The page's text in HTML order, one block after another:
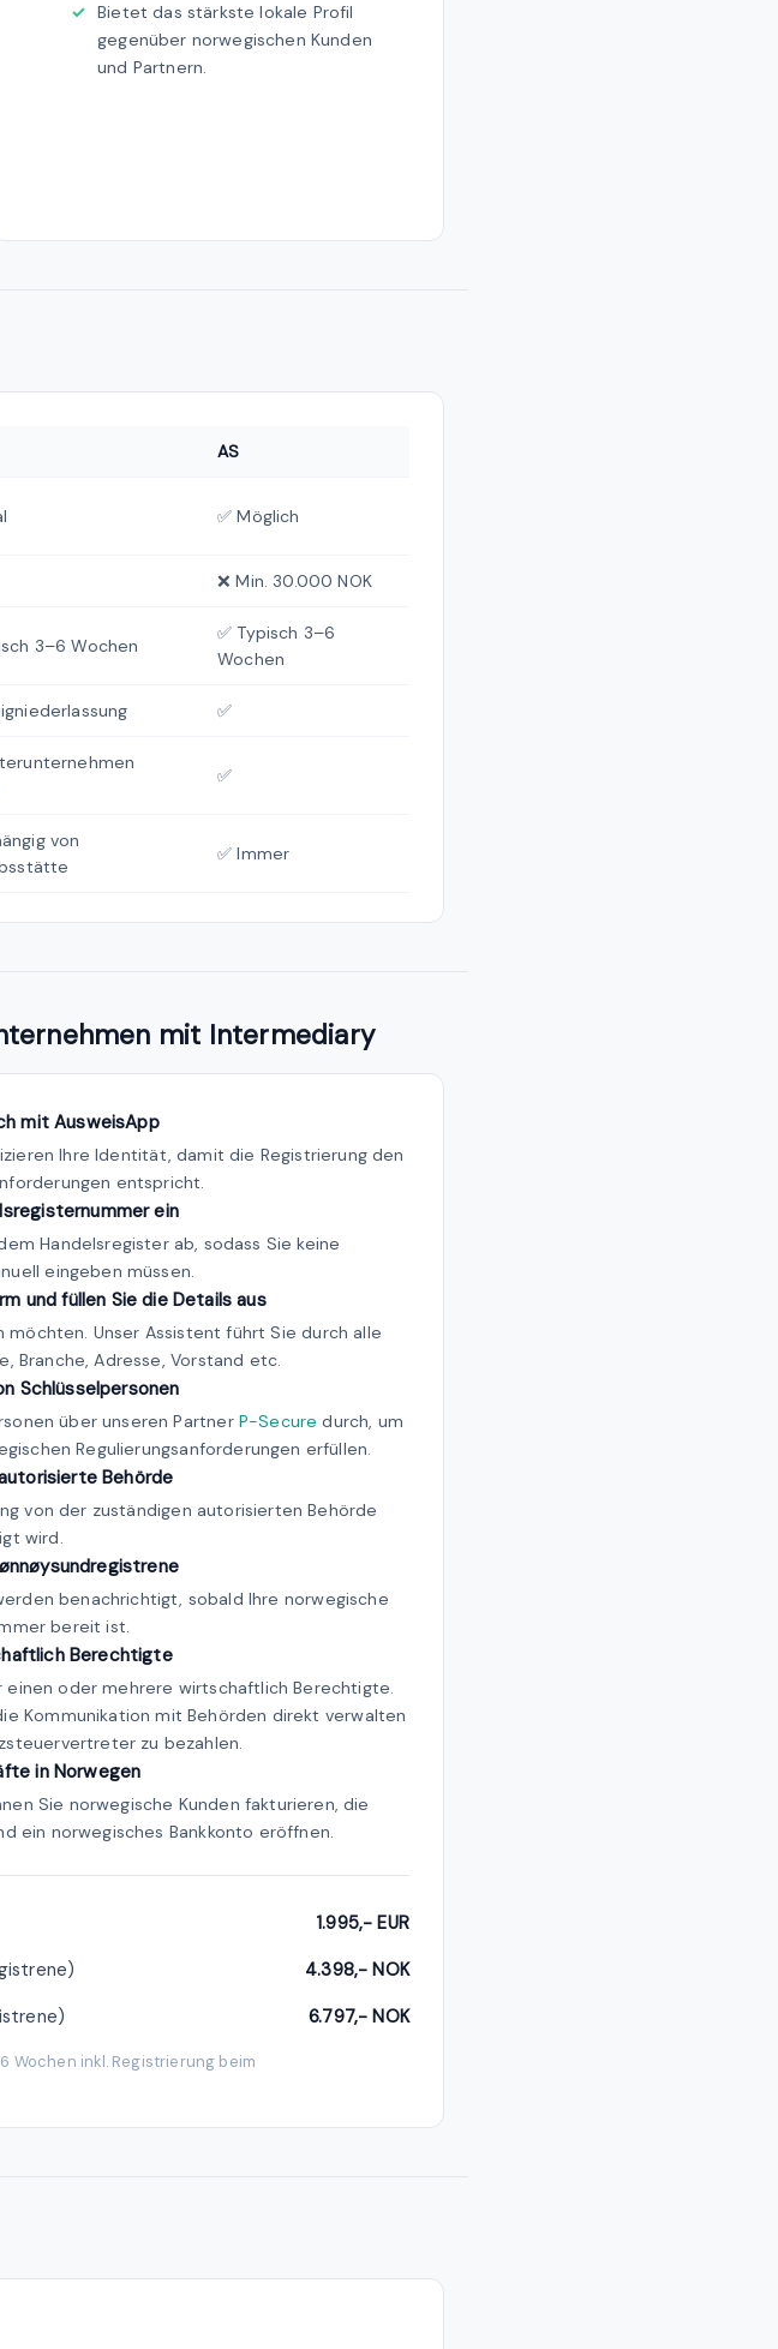
Bietet das stärkste lokale Profil
gegenüber norwegischen Kunden
und Partnern.
AS
✅ Möglich
❌ Min. 30.000 NOK
3–6 Wochen
✅ Typisch 3–6
Wochen
✅
✅
von
✅ Immer
mit Intermediary
mit AusweisApp
Ihre Identität, damit die Registrierung den
entspricht.
ein
Handelsregister ab, sodass Sie keine
eingeben müssen.
und füllen Sie die Details aus
möchten. Unser Assistent führt Sie durch alle
Branche, Adresse, Vorstand etc.
Schlüsselpersonen
über unseren Partner P-Secure durch, um
Regulierungsanforderungen erfüllen.
Behörde
von der zuständigen autorisierten Behörde
wird.
benachrichtigt, sobald Ihre norwegische
bereit ist.
Berechtigte
oder mehrere wirtschaftlich Berechtigte.
Kommunikation mit Behörden direkt verwalten
zu bezahlen.
in Norwegen
Sie norwegische Kunden fakturieren, die
ein norwegisches Bankkonto eröffnen.
1.995,- EUR
4.398,- NOK
6.797,- NOK
Wochen inkl. Registrierung beim